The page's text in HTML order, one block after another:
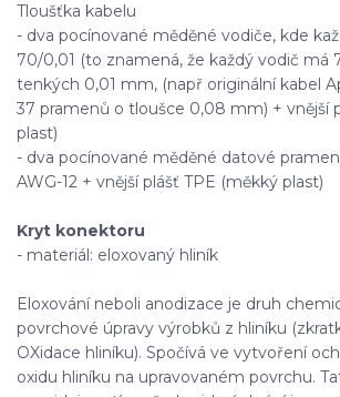
Tloušťka kabelu
- dva pocínované měděné vodiče, kde
70/0,01 (to znamená, že každý vodič má
tenkých 0,01 mm, (např originální kabel
37 pramenů o tloušce 0,08 mm) + vnější
plast)
- dva pocínované měděné datové
AWG-12 + vnější plášť TPE (měkký plast)
Kryt konektoru
- materiál: eloxovaný hliník
Eloxování neboli anodizace je druh
povrchové úpravy výrobků z hliníku
OXidace hliníku). Spočívá ve vytvoření
oxidu hliníku na upravovaném povrchu.